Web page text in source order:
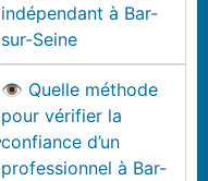
indépendant à Bar-
sur-Seine
👁️ Quelle méthode
pour vérifier la
confiance d’un
professionnel à Bar-